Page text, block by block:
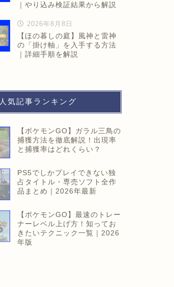
｜やり込み検証結果から解説
2026年8月8日
【ほの暮しの庭】風神と雷神
の「掛け軸」を入手する方法
｜詳細手順を解説
人気記事ランキング
【ポケモンGO】ガラル三鳥の
捕獲方法を徹底解説！出現率
と捕獲率はどれくらい？
PS5でしかプレイできない独
占タイトル・専売ソフト全作
品まとめ｜2026年最新
【ポケモンGO】最速のトレー
ナーレベル上げ方！知ってお
きたいテクニック一覧｜2026
年版